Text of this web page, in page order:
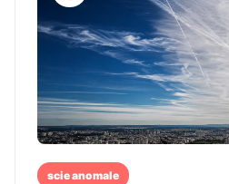
scie anomale